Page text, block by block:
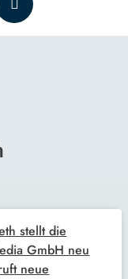
stellt die
GmbH neu
neue